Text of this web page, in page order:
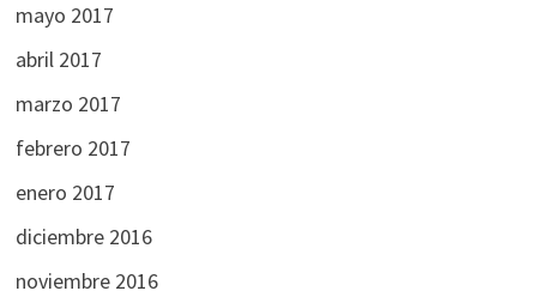
mayo 2017
abril 2017
marzo 2017
febrero 2017
enero 2017
diciembre 2016
noviembre 2016